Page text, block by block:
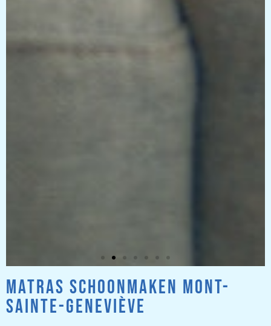
ZETEL
REINIGEN
MATRAS SCHOONMAKEN MONT-
SAINTE-GENEVIÈVE